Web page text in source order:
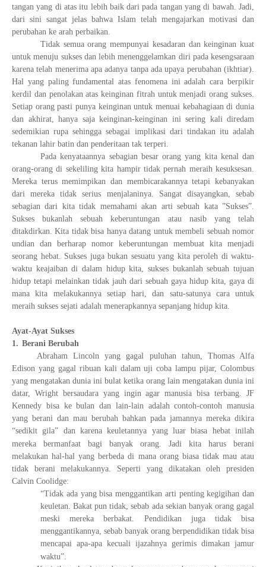
tangan yang di atas itu lebih baik dari pada tangan yang di bawah. Jadi,
dari sini sangat jelas bahwa Islam telah mengajarkan motivasi dan
perubahan ke arah perbaikan.
Tidak semua orang mempunyai kesadaran dan keinginan kuat
untuk menuju sukses dan lebih menenggelamkan diri pada kesengsaraan
karena telah menerima apa adanya tanpa ada upaya perubahan (ikhtiar).
Hal yang paling fundamental atas fenomena ini adalah cara berpikir
kerdil dan penolakan atas keinginan fitrah untuk menjadi orang sukses.
Setiap orang pasti punya keinginan untuk menuai kebahagiaan di dunia
dan akhirat, hanya saja keinginan-keinginan ini sering kali diredam
sedemikian rupa sehingga sebagai implikasi dari tindakan itu adalah
tekanan lahir batin dan penderitaan tak terperi.
Pada kenyataannya sebagian besar orang yang kita kenal dan
orang-orang di sekeliling kita hampir tidak pernah meraih kesuksesan.
Mereka terus memimpikan dan membicarakannya tetapi kebanyakan
dari mereka tidak serius menjalaninya. Sangat disayangkan, sebab
sebagian dari kita tidak memahami akan arti sebuah kata ”Sukses”.
Sukses bukanlah sebuah keberuntungan atau nasib yang telah
ditakdirkan. Kita tidak bisa hanya datang untuk membeli sebuah nomor
undian dan berharap nomor keberuntungan membuat kita menjadi
seorang hebat. Sukses juga bukan sesuatu yang kita peroleh di waktu-
waktu keajaiban di dalam hidup kita, sukses bukanlah sebuah tujuan
hidup tetapi melainkan tidak jauh dari sebuah gaya hidup kita, gaya di
mana kita melakukannya setiap hari, dan satu-satunya cara untuk
meraih sukses sejati adalah menerapkannya sepanjang hidup kita.
Ayat-Ayat Sukses
1. Berani Berubah
Abraham Lincoln yang gagal puluhan tahun, Thomas Alfa
Edison yang gagal ribuan kali dalam uji coba lampu pijar, Colombus
yang mengatakan dunia ini bulat ketika orang lain mengatakan dunia ini
datar, Wright bersaudara yang ingin agar manusia bisa terbang. JF
Kennedy bisa ke bulan dan lain-lain adalah contoh-contoh manusia
yang berani dan mau berubah bahkan pada jamannya mereka dikira
“sedikit gila” dan karena keuletannya yang luar biasa hebat inilah
mereka bermanfaat bagi banyak orang. Jadi kita harus berani
melakukan hal-hal yang berbeda di mana orang biasa tidak mau atau
tidak berani melakukannya. Seperti yang dikatakan oleh presiden
Calvin Coolidge:
“Tidak ada yang bisa menggantikan arti penting kegigihan dan
keuletan. Bakat pun tidak, sebab ada sekian banyak orang gagal
meski mereka berbakat. Pendidikan juga tidak bisa
menggantikannya, sebab banyak orang berpendidikan tidak bisa
mencapai apa-apa kecuali ijazahnya gerimis dimakan jamur
waktu”.